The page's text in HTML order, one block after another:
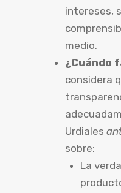
intereses,
medio.
¿Cuándo
considera
Urdiales
sobre:
La